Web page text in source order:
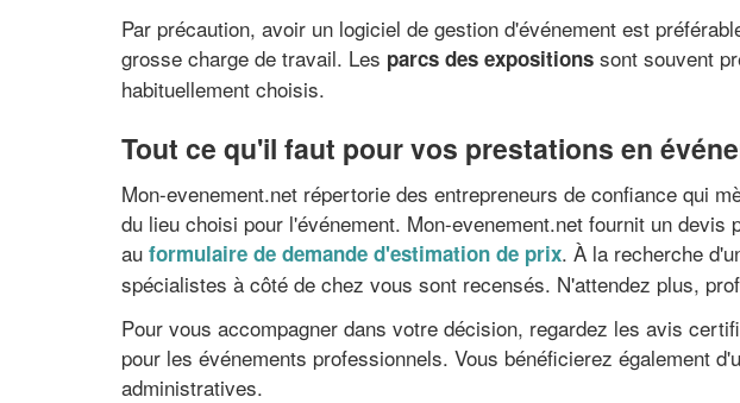
Par précaution, avoir un logiciel de gestion d'événement est
grosse charge de travail. Les parcs des expositions sont souvent
habituellement choisis.
Tout ce qu'il faut pour vos prestations en
Mon-evenement.net répertorie des entrepreneurs de confiance qui
du lieu choisi pour l'événement. Mon-evenement.net fournit un
au formulaire de demande d'estimation de prix. À la recherche
spécialistes à côté de chez vous sont recensés. N'attendez plus,
Pour vous accompagner dans votre décision, regardez les avis
pour les événements professionnels. Vous bénéficierez également
administratives.